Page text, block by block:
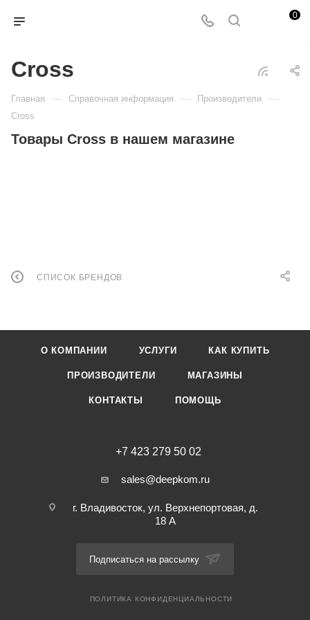
0
Cross
Главная — Справочная информация — Производители —
Cross
Товары Cross в нашем магазине
СПИСОК БРЕНДОВ
О КОМПАНИИ УСЛУГИ КАК КУПИТЬ
ПРОИЗВОДИТЕЛИ МАГАЗИНЫ
КОНТАКТЫ ПОМОЩЬ
+7 423 279 50 02
sales@deepkom.ru
г. Владивосток, ул. Верхнепортовая, д.
18 А
Подписаться на рассылку
ПОЛИТИКА КОНФИДЕНЦИАЛЬНОСТИ